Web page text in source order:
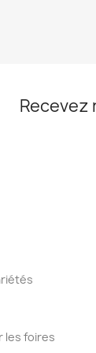
Recevez
les foires